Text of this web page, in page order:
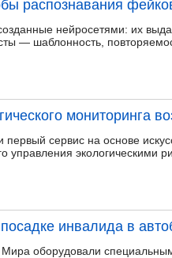
распознавания
нейросетями: их
— шаблонность,
мониторинга
сервис на основе
управления экологическими
инвалида в
оборудовали